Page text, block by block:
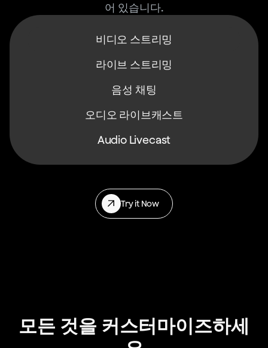
어 있습니다.
비디오 스트리밍
라이브 스트리밍
음성 채팅
오디오 라이브캐스트
Audio Livecast
Try it Now
모든 것을 커스터마이즈하세